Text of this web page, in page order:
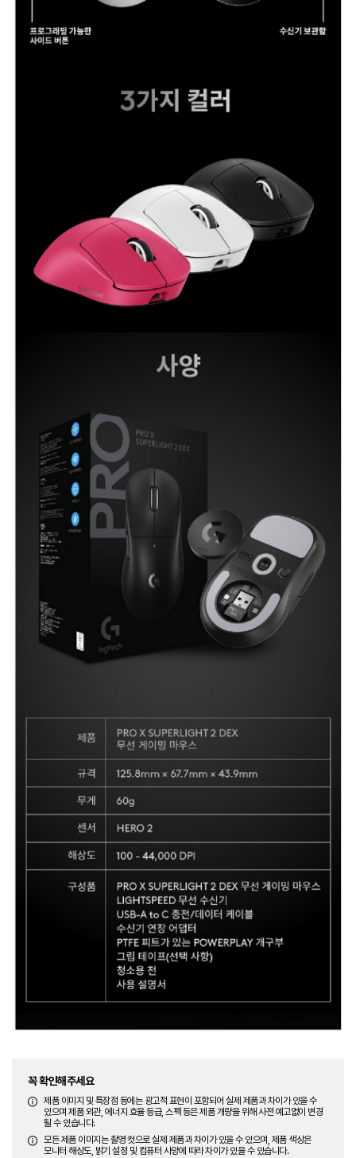
꼭 확인해주세요
제품 이미지 및 특장점 등에는 광고적 표현이 포함되어 실제 제품과 차이가 있을 수
있으며 제품 외관, 에너지 효율 등급, 스펙 등은 제품 개량을 위해 사전 예고없이 변경
될 수 있습니다.
모든 제품 이미지는 촬영 컷으로 실제 제품과 차이가 있을 수 있으며, 제품 색상은
모니터 해상도, 밝기 설정 및 컴퓨터 사양에 따라 차이가 있을 수 있습니다.